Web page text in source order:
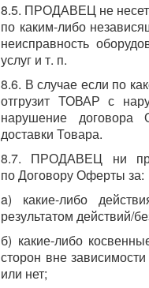
8.5. ПРОДАВЕЦ не несет
по каким-либо
неисправность
услуг и т. п.
8.6. В случае если по
отгрузит ТОВАР с
нарушение договора
доставки Товара.
8.7. ПРОДАВЕЦ ни при
по Договору Оферты за:
a) какие-либо
результатом действий/
б) какие-либо
сторон вне
или нет;